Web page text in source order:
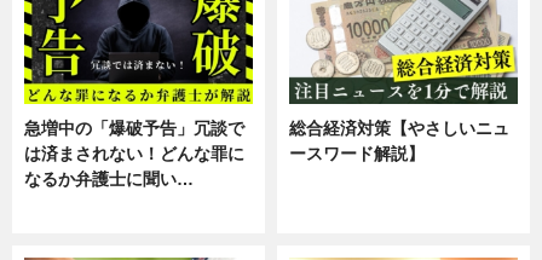
急増中の「爆破予告」冗談で
は済まされない！どんな罪に
なるか弁護士に聞い…
総合経済対策【やさしいニュ
ースワード解説】